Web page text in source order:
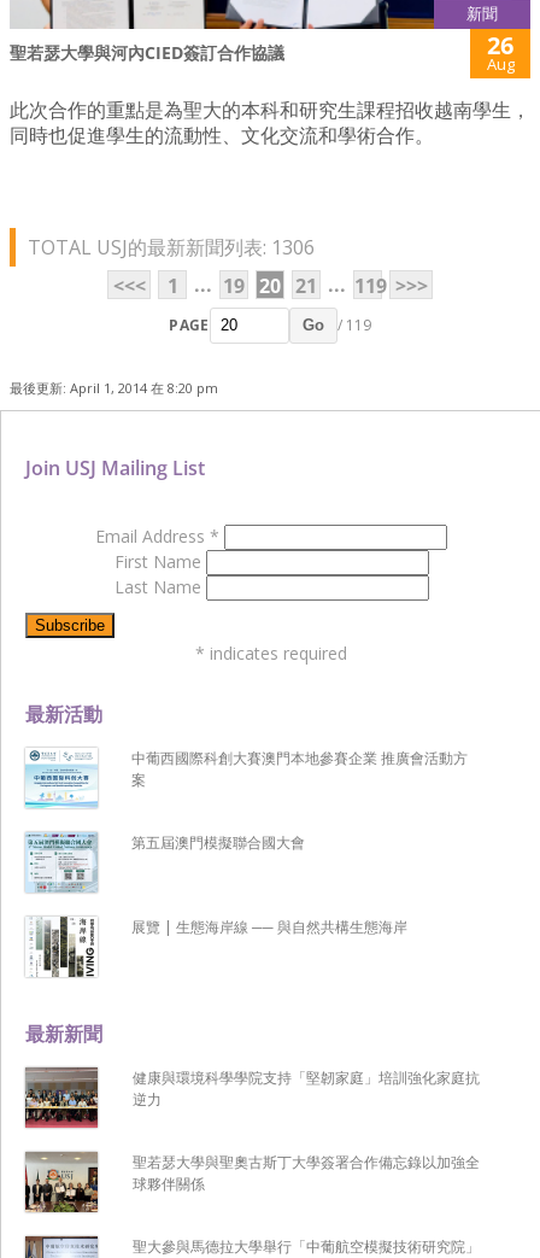
新聞
聖若瑟大學與河內CIED簽訂合作協議 26
Aug
此次合作的重點是為聖大的本科和研究生課程招收越南學生，
同時也促進學生的流動性、文化交流和學術合作。
TOTAL USJ的最新新聞列表: 1306
<<<
1 ... 19 20 21 ... 119 >>>
PAGE Go / 119
最後更新: April 1, 2014 在 8:20 pm
最新新聞
健康與環境科學學院支持「堅韌家庭」培訓強化家庭抗
逆力
聖若瑟大學與聖奧古斯丁大學簽署合作備忘錄以加強全
球夥伴關係
聖大參與馬德拉大學舉行「中葡航空模擬技術研究院」
最新活動
中葡西國際科創大賽澳門本地參賽企業 推廣會活動方
案
第五屆澳門模擬聯合國大會
展覽 | 生態海岸線 ── 與自然共構生態海岸
Join USJ Mailing List
Email Address *
First Name
Last Name
* indicates required